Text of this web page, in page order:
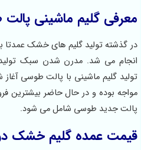
معرفی گلیم ماشینی
در گذشته تولید گلیم های خشک عمدتا
انجام می شد. مدرن شدن سبک
تولید گلیم ماشینی با پالت طوسی آغاز
مواجه بوده و در حال حاضر بیشترین
پالت جدید طوسی شامل می شود.
قیمت عمده گلیم خشک در